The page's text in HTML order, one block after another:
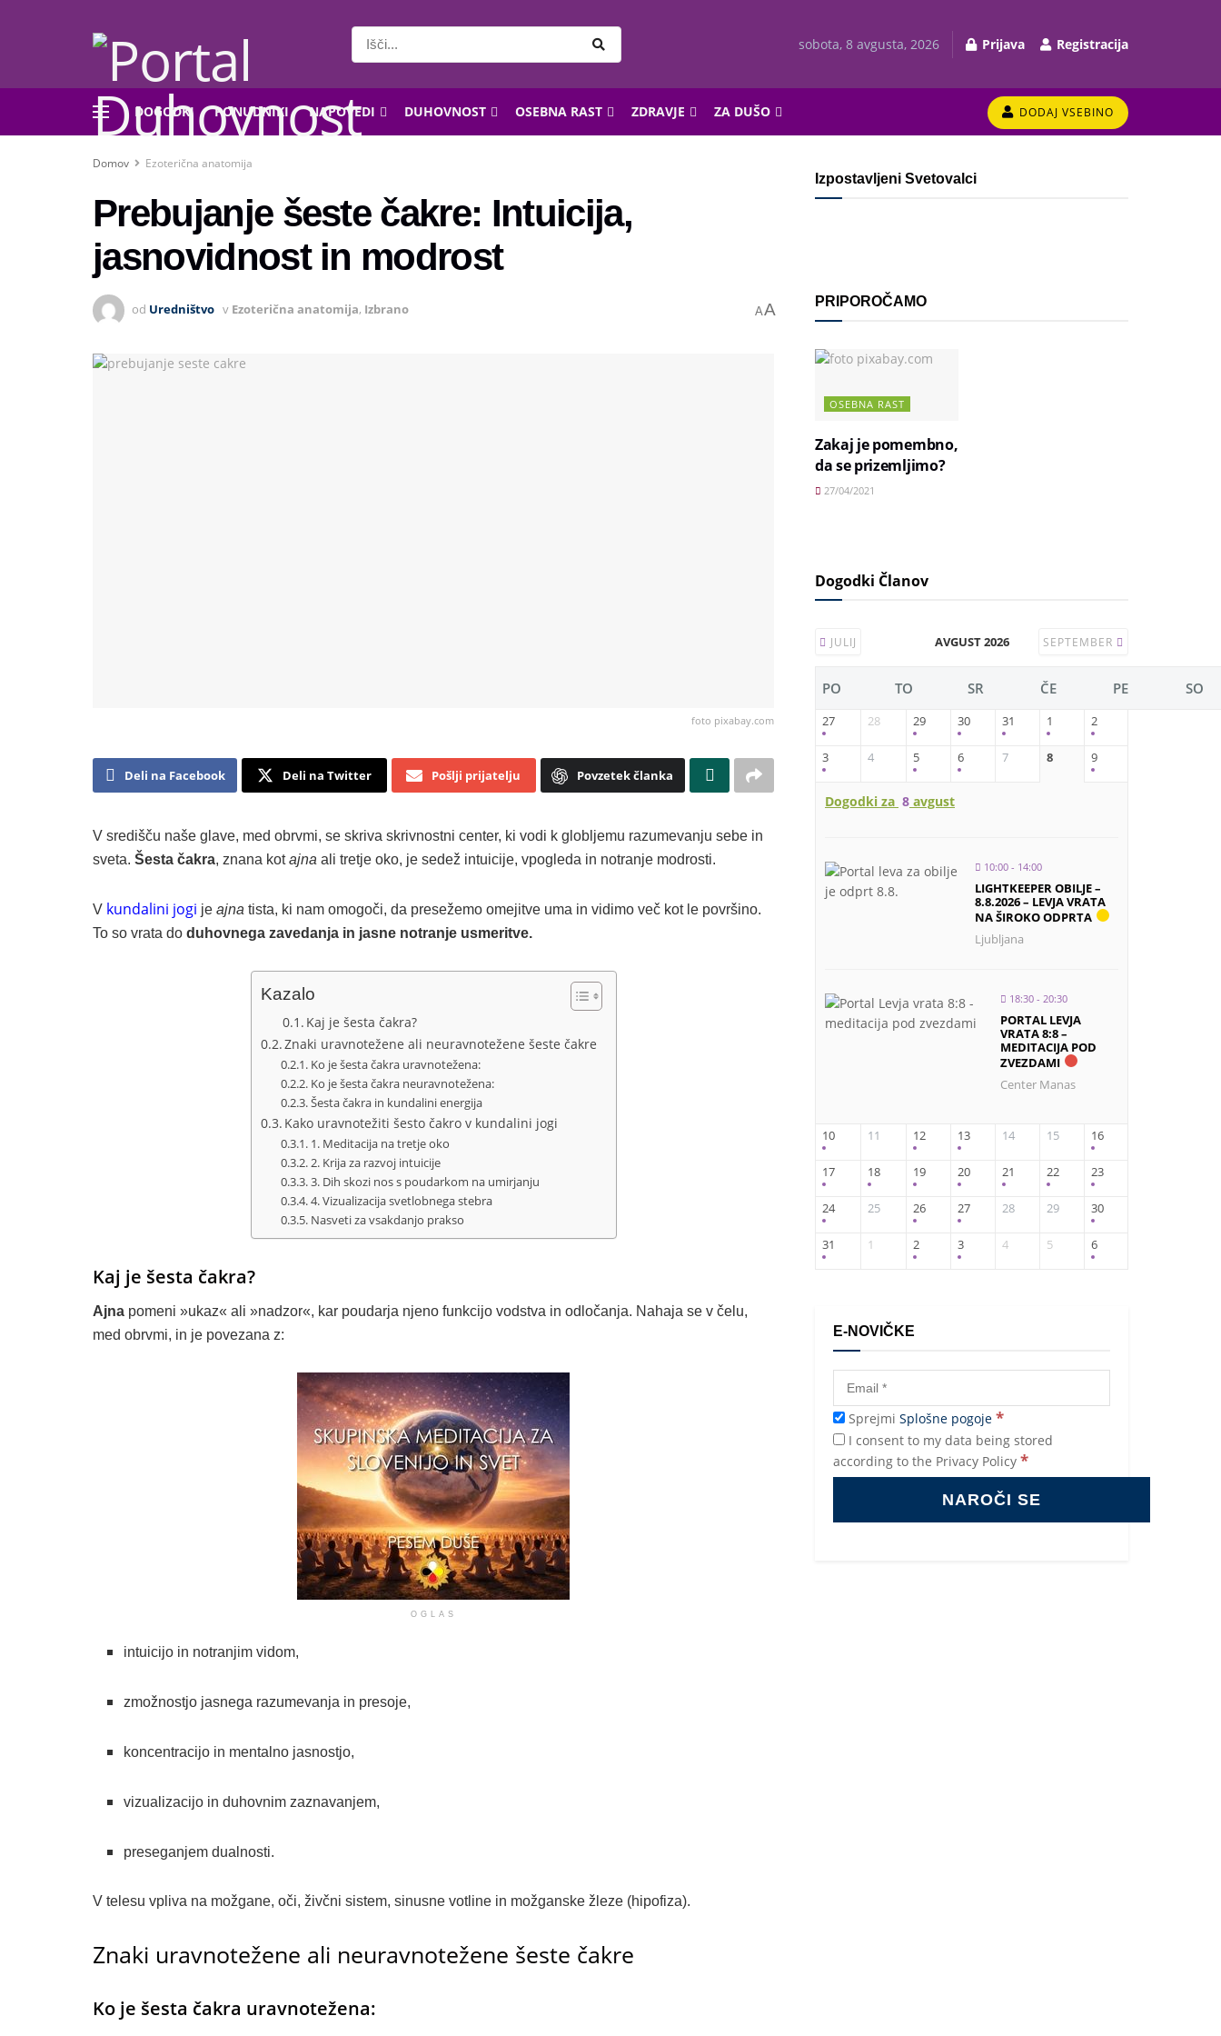
sobota, 8 avgusta, 2026 Prijava Registracija
DOGODKI PONUDNIKI NAPOVEDI DUHOVNOST OSEBNA RAST ZDRAVJE ZA DUŠO DODAJ VSEBINO
Domov Ezoterična anatomija
Prebujanje šeste čakre: Intuicija,
jasnovidnost in modrost
od Uredništvo v Ezoterična anatomija, Izbrano AA
foto pixabay.com
Deli na Facebook Deli na Twitter Pošlji prijatelju Povzetek članka
V središču naše glave, med obrvmi, se skriva skrivnostni center, ki vodi k globljemu razumevanju sebe in
sveta. Šesta čakra, znana kotajna ali tretje oko, je sedež intuicije, vpogleda in notranje modrosti.
V kundalini jogi je ajna tista, ki nam omogoči, da presežemo omejitve uma in vidimo več kot le površino.
To so vrata do duhovnega zavedanja in jasne notranje usmeritve.
Kazalo
Kaj je šesta čakra?
Znaki uravnotežene ali neuravnotežene šeste čakre
Ko je šesta čakra uravnotežena:
Ko je šesta čakra neuravnotežena:
Šesta čakra in kundalini energija
Kako uravnotežiti šesto čakro v kundalini jogi
1. Meditacija na tretje oko
2. Krija za razvoj intuicije
3. Dih skozi nos s poudarkom na umirjanju
4. Vizualizacija svetlobnega stebra
Nasveti za vsakdanjo prakso
Kaj je šesta čakra?
Ajna pomeni »ukaz« ali »nadzor«, kar poudarja njeno funkcijo vodstva in odločanja. Nahaja se v čelu,
med obrvmi, in je povezana z:
OGLAS
intuicijo in notranjim vidom,
zmožnostjo jasnega razumevanja in presoje,
koncentracijo in mentalno jasnostjo,
vizualizacijo in duhovnim zaznavanjem,
preseganjem dualnosti.
V telesu vpliva na možgane, oči, živčni sistem, sinusne votline in možganske žleze (hipofiza).
Znaki uravnotežene ali neuravnotežene šeste čakre
Ko je šesta čakra uravnotežena:
Izpostavljeni Svetovalci
PRIPOROČAMO
OSEBNA RAST
Zakaj je pomembno,
da se prizemljimo?
27/04/2021
Dogodki Članov
JULIJ AVGUST 2026 SEPTEMBER
PO TO SR ČE PE SO
27 28 29 30 31 1 2
3 4 5 6 7 8 9
Dogodki za 8 avgust
10:00 - 14:00
LIGHTKEEPER OBILJE –
8.8.2026 – LEVJA VRATA
NA ŠIROKO ODPRTA
Ljubljana
18:30 - 20:30
PORTAL LEVJA
VRATA 8:8 –
MEDITACIJA POD
ZVEZDAMI
Center Manas
10 11 12 13 14 15 16
17 18 19 20 21 22 23
24 25 26 27 28 29 30
31 1 2 3 4 5 6
E-NOVIČKE
Sprejmi Splošne pogoje *
I consent to my data being stored
according to the Privacy Policy *